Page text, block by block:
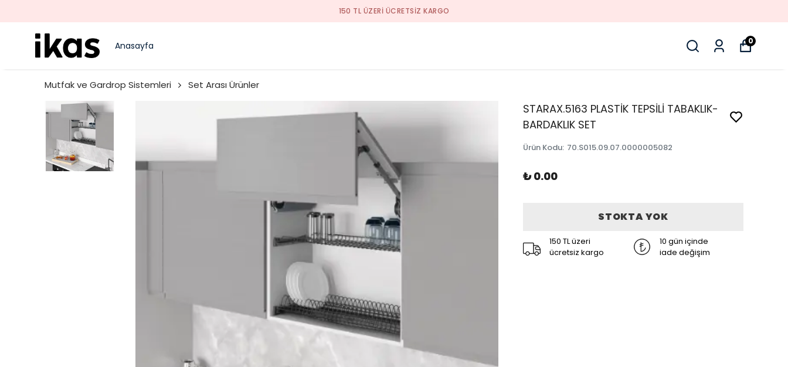
YENI SEZON ÜRÜNLER
Anasayfa 0
Mutfak ve Gardrop Sistemleri Set Arası Ürünler
STARAX.5163 PLASTİK TEPSİLİ TABAKLIK-
BARDAKLIK SET
Ürün Kodu: 70.S015.09.07.0000005082
₺ 0.00
STOKTA YOK
150 TL üzeri
ücretsiz kargo
10 gün içinde
iade değişim